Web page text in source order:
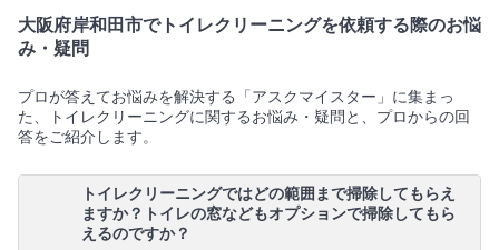
大阪府岸和田市でトイレクリーニングを依頼する際のお悩
み・疑問
プロが答えてお悩みを解決する「アスクマイスター」に集まっ
た、トイレクリーニングに関するお悩み・疑問と、プロからの回
答をご紹介します。
トイレクリーニングではどの範囲まで掃除してもらえ
ますか？トイレの窓などもオプションで掃除してもら
えるのですか？